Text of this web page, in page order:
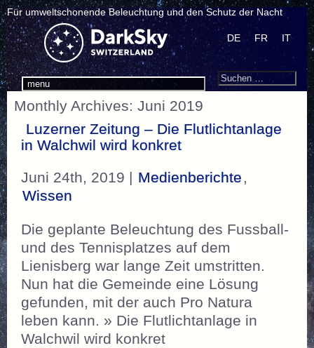
Für umweltschonende Beleuchtung und den Schutz der Nacht
menu
DE FR IT
Search
Suchen
Monthly Archives: Juni 2019
Luzerner Zeitung – Die Flutlichtanlage
in Walchwil wird konkret
Juni 24th, 2019 | Medienberichte ,
Wissen
Die geplante Beleuchtung des Fussball-
und des Tennisplatzes auf dem
Lienisberg war lange Zeit umstritten.
Nun hat die Gemeinde eine Lösung
gefunden, mit der auch Pro Natura
leben kann. » Die Flutlichtanlage in
Walchwil wird konkret